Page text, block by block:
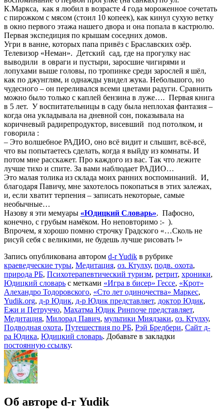
К.Маркса, как я любил в возрасте 4 года мороженное сочетать
с пирожком с мясом (стоил 10 копеек), как кинул сухую ветку
в окно первого этажа нашего двора и она попала в кастрюлю.
Первая экспедиция по крышам соседних домов.
Угри в ванне, которых папа привёз с Браславских озёр.
Телевизор «Неман». Детский сад, где на прогулку нас
выводили в овраги и пустыри, заросшие чигирями и
лопухами выше головы, по тропинке среди зарослей я шёл,
как по джунглям, и однажды увидел жука. Небольшого, но
чудесного – он переливался всеми цветами радуги. Сравнить
можно было только с каплей бензина в луже…. Первая книга
в 5 лет. У воспитательницы в саду была неплохая фантазия –
когда она укладывала на дневной сон, показывала на
коричневый радирепродуктор, висевший под потолком, и
говорила :
– Это волшебное РАДИО, оно всё видит и слышит, всё-всё,
что вы попытаетесь сделать, когда я выйду из комнаты. И
потом мне расскажет. Про каждого из вас. Так что лежите
лучше тихо и спите. За вами наблюдает РАДИО…
Это малая толика из склада моих ранних воспоминаний. И,
благодаря Павичу, мне захотелось покопаться в этих залежах,
и, если хватит терпения – записать некоторые, самые
необычные…
Назову я эти мемуары «Юдицкий Словарь». Пафосно,
конечно, с грубым намёком. Но неповторимо :- ).
Впрочем, я хорошо помню строчку Градского «…Сколь не
рисуй себя с великими, не будешь лучше рисовать !»
Запись опубликована автором d-r Yudik в рубрике
краеведческие туры, Медитация, оз. Ктулху, подв. охота,
природа РБ, Психотерапевтический туризм, ретрит, хроники,
Юдицкий словарь с метками «Игра в бисер» Гессе, «Крот»
Алехандро Тодоровского, «Сто лет одиночества» Маркес,
Yudik.org, д-р Юдик, д-р Юдик представляет, доктор Юдик,
Ежи и Петруччо, Махатма Юдик Ринпоче представляет,
Медитация, Милорад Павич, мультики Миядзаки, оз. Ктулху,
Подводная охота, Путешествия по РБ, Рэй Бредбери, Сайт д-
ра Юдика, Юдицкий словарь. Добавьте в закладки
постоянную ссылку.
Об авторе d-r Yudik